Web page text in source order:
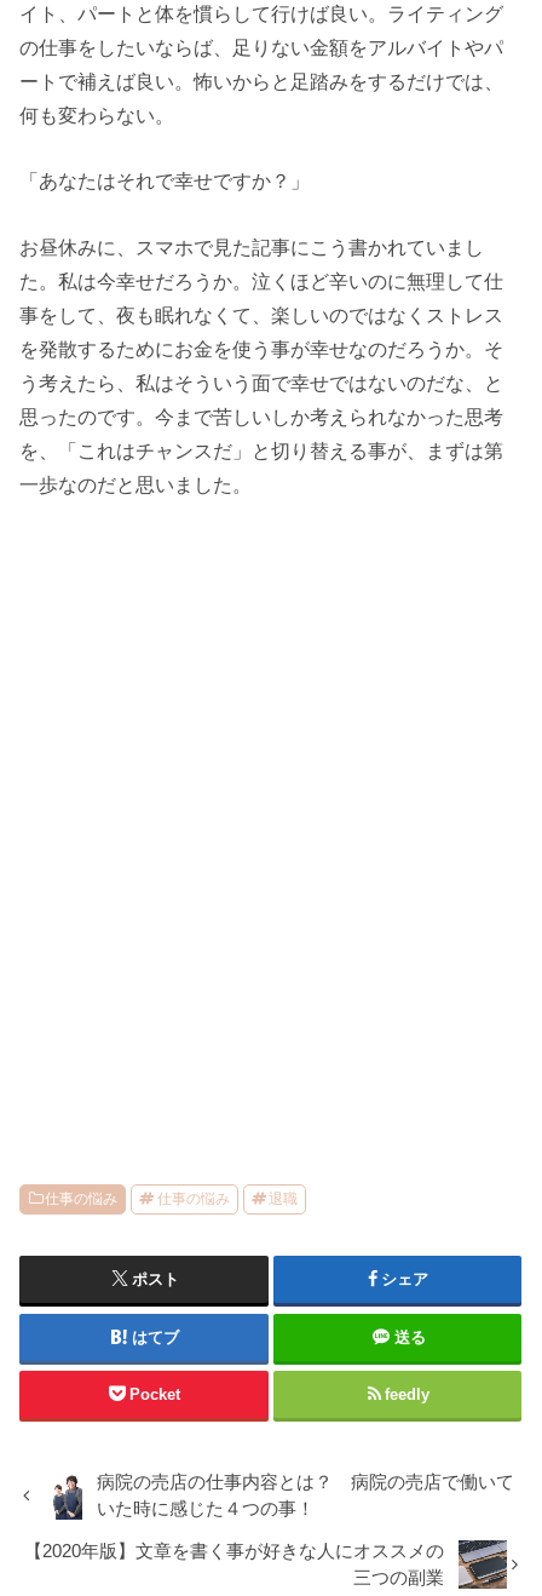
イト、パートと体を慣らして行けば良い。ライティング
の仕事をしたいならば、足りない金額をアルバイトやパ
ートで補えば良い。怖いからと足踏みをするだけでは、
何も変わらない。
「あなたはそれで幸せですか？」
お昼休みに、スマホで見た記事にこう書かれていまし
た。私は今幸せだろうか。泣くほど辛いのに無理して仕
事をして、夜も眠れなくて、楽しいのではなくストレス
を発散するためにお金を使う事が幸せなのだろうか。そ
う考えたら、私はそういう面で幸せではないのだな、と
思ったのです。今まで苦しいしか考えられなかった思考
を、「これはチャンスだ」と切り替える事が、まずは第
一歩なのだと思いました。
仕事の悩み 仕事の悩み 退職
ポスト シェア
はてブ 送る
Pocket feedly
病院の売店の仕事内容とは？ 病院の売店で働いて
いた時に感じた４つの事！
【2020年版】文章を書く事が好きな人にオススメの
三つの副業